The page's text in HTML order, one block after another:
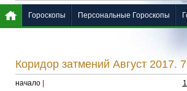
Коридор затмений Август 2017.
начало 1
Гороскопы Персональные Гороскопы